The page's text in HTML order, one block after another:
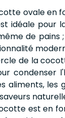
ovale
idéale pour
de pains
de la
condenser
aliments,
est en